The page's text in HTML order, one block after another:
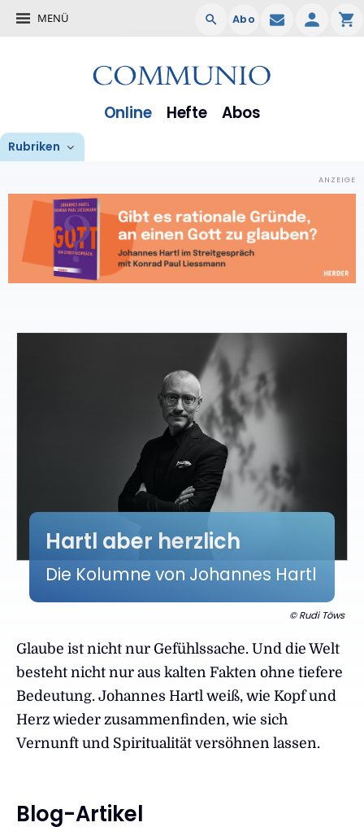
MENÜ Abo
Online Hefte Abos
Rubriken
Hartl aber herzlich
:
Die Kolumne von Johannes Hartl
© Rudi Töws
Glaube ist nicht nur Gefühlssache. Und die Welt
besteht nicht nur aus kalten Fakten ohne tiefere
Bedeutung. Johannes Hartl weiß, wie Kopf und
Herz wieder zusammenfinden, wie sich
Vernunft und Spiritualität versöhnen lassen.
Blog-Artikel